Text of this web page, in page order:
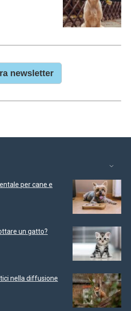
newsletter
per cane e
un gatto?
nella diffusione